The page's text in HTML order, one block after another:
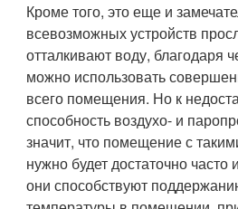
Кроме того, это еще и
всевозможных устройств
отталкивают воду, благодаря
можно использовать
всего помещения. Но к
способность воздухо- и
значит, что помещение с
нужно будет достаточно
они способствуют